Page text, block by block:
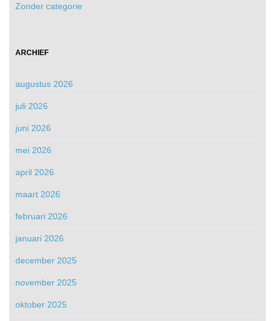
Zonder categorie
ARCHIEF
augustus 2026
juli 2026
juni 2026
mei 2026
april 2026
maart 2026
februari 2026
januari 2026
december 2025
november 2025
oktober 2025